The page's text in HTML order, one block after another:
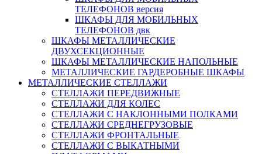
ТЕЛЕФОНОВ версия
ШКАФЫ ДЛЯ МОБИЛЬНЫХ
ТЕЛЕФОНОВ двк
ШКАФЫ МЕТАЛЛИЧЕСКИЕ
ДВУХСЕКЦИОННЫЕ
ШКАФЫ МЕТАЛЛИЧЕСКИЕ НАПОЛЬНЫЕ
МЕТАЛЛИЧЕСКИЕ ГАРДЕРОБНЫЕ ШКАФЫ
МЕТАЛЛИЧЕСКИЕ СТЕЛЛАЖИ
СТЕЛЛАЖИ ПЕРЕДВИЖНЫЕ
СТЕЛЛАЖИ ДЛЯ КОЛЕС
СТЕЛЛАЖИ С НАКЛОННЫМИ ПОЛКАМИ
СТЕЛЛАЖИ СРЕДНЕГРУЗОВЫЕ
СТЕЛЛАЖИ ФРОНТАЛЬНЫЕ
СТЕЛЛАЖИ С ВЫКАТНЫМИ